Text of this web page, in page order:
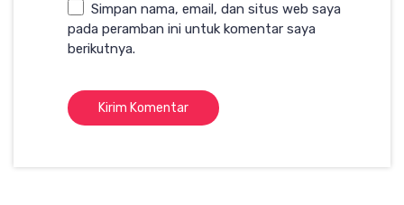
Simpan nama, email, dan situs web saya
pada peramban ini untuk komentar saya
berikutnya.